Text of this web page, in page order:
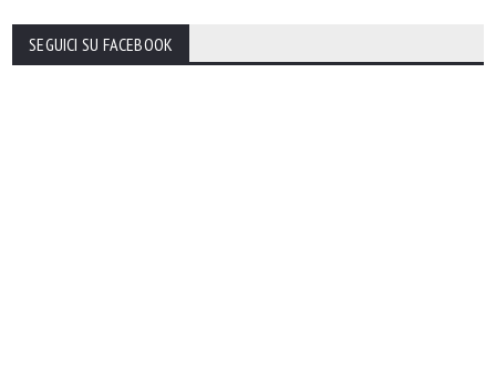
SEGUICI SU FACEBOOK